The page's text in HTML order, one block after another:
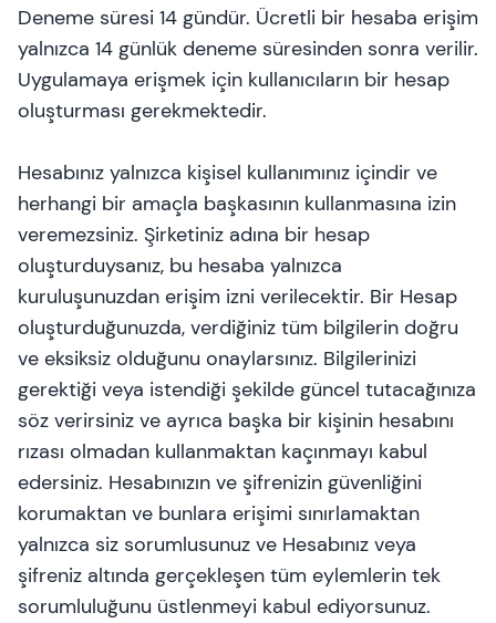
Deneme süresi 14 gündür. Ücretli bir hesaba erişim
yalnızca 14 günlük deneme süresinden sonra verilir.
Uygulamaya erişmek için kullanıcıların bir hesap
oluşturması gerekmektedir.
Hesabınız yalnızca kişisel kullanımınız içindir ve
herhangi bir amaçla başkasının kullanmasına izin
veremezsiniz. Şirketiniz adına bir hesap
oluşturduysanız, bu hesaba yalnızca
kuruluşunuzdan erişim izni verilecektir. Bir Hesap
oluşturduğunuzda, verdiğiniz tüm bilgilerin doğru
ve eksiksiz olduğunu onaylarsınız. Bilgilerinizi
gerektiği veya istendiği şekilde güncel tutacağınıza
söz verirsiniz ve ayrıca başka bir kişinin hesabını
rızası olmadan kullanmaktan kaçınmayı kabul
edersiniz. Hesabınızın ve şifrenizin güvenliğini
korumaktan ve bunlara erişimi sınırlamaktan
yalnızca siz sorumlusunuz ve Hesabınız veya
şifreniz altında gerçekleşen tüm eylemlerin tek
sorumluluğunu üstlenmeyi kabul ediyorsunuz.